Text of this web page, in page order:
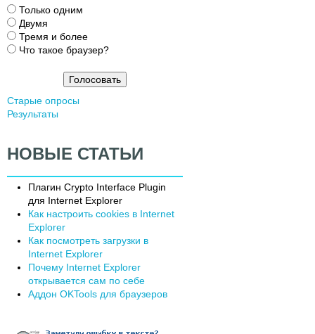
В
а
р
и
ы
Только одним
Двумя
Тремя и более
Что такое браузер?
Старые опросы
Результаты
НОВЫЕ СТАТЬИ
Плагин Сrypto Interface Plugin
для Internet Explorer
Как настроить cookies в Internet
Explorer
Как посмотреть загрузки в
Internet Explorer
Почему Internet Explorer
открывается сам по себе
Аддон OKTools для браузеров